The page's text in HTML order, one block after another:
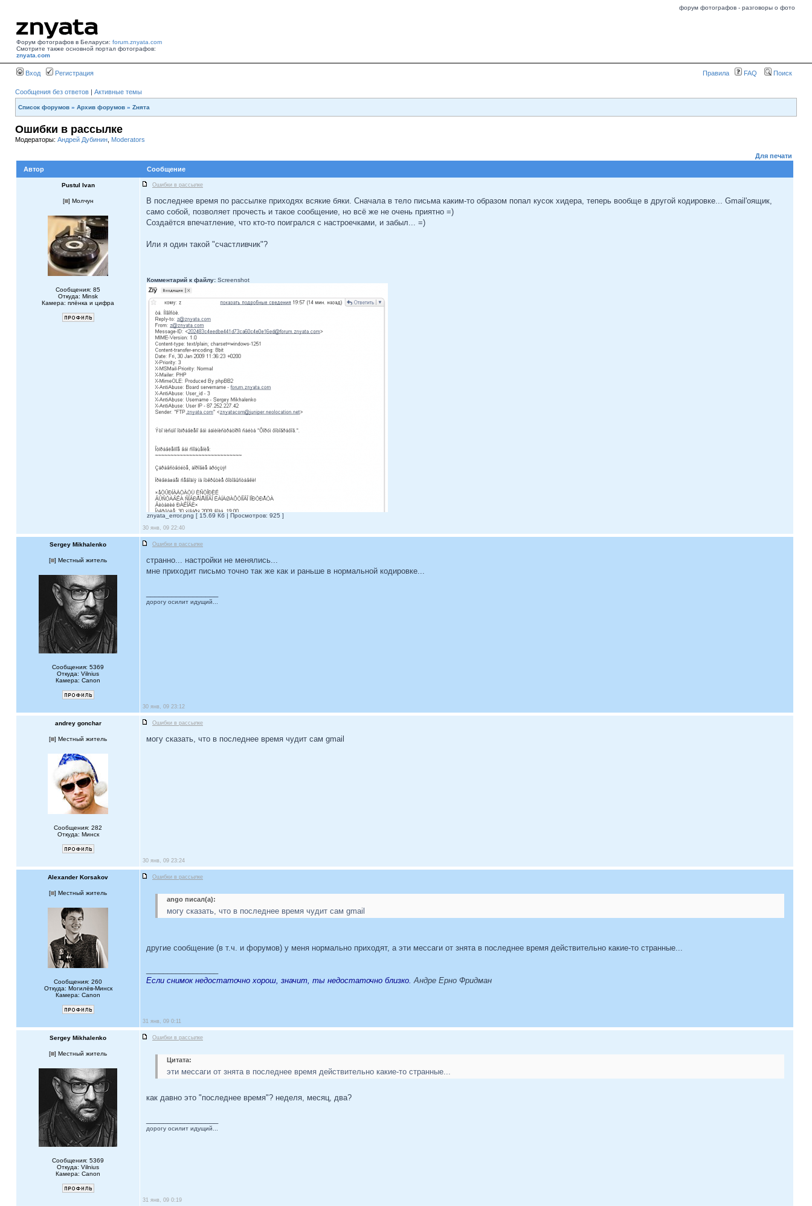
форум фотографов - разговоры о фото
Форум фотографов в Беларуси: forum.znyata.com
Смотрите также основной портал фотографов:
znyata.com
Вход Регистрация Правила FAQ Поиск
Сообщения без ответов | Активные темы
Список форумов » Архив форумов » Zнята
Ошибки в рассылке
Модераторы: Андрей Дубинин Moderators
Для печати
Автор
Сообщение
Pustul Ivan Ошибки в рассылке
[ ] Молчун
Сообщения: 85
Откуда: Minsk
Камера: плёнка и цифра
В последнее время по рассылке приходях всякие бяки. Сначала в тело письма каким-то образом попал кусок хидера, теперь вообще в другой кодировке... Gmail'оящик,
само собой, позволяет прочесть и такое сообщение, но всё же не очень приятно =)
Создаётся впечатление, что кто-то поигрался с настроечками, и забыл... =)
Или я один такой "счастливчик"?
Комментарий к файлу: Screenshot
znyata_error.png [ 15.69 Кб | Просмотров: 925 ]
30 янв, 09 22:40
Sergey Mikhalenko Ошибки в рассылке
[ ] Местный житель
Сообщения: 5369
Откуда: Vilnius
Камера: Canon
странно... настройки не менялись...
мне приходит письмо точно так же как и раньше в нормальной кодировке...
дорогу осилит идущий...
30 янв, 09 23:12
andrey gonchar Ошибки в рассылке
[ ] Местный житель
Сообщения: 282
Откуда: Минск
могу сказать, что в последнее время чудит сам gmail
30 янв, 09 23:24
Alexander Korsakov Ошибки в рассылке
[ ] Местный житель
Сообщения: 260
Откуда: Могилёв-Минск
Камера: Canon
ango писал(а):
могу сказать, что в последнее время чудит сам gmail
другие сообщение (в т.ч. и форумов) у меня нормально приходят, а эти мессаги от знята в последнее время действительно какие-то странные...
Если снимок недостаточно хорош, значит, ты недостаточно близко.Андре Ерно Фридман
31 янв, 09 0:11
Sergey Mikhalenko Ошибки в рассылке
[ ] Местный житель
Сообщения: 5369
Откуда: Vilnius
Камера: Canon
Цитата:
эти мессаги от знята в последнее время действительно какие-то странные...
как давно это "последнее время"? неделя, месяц, два?
дорогу осилит идущий...
31 янв, 09 0:19